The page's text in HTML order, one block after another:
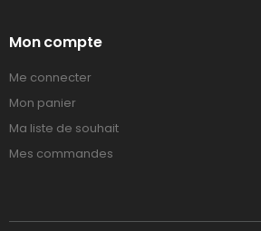
Mon compte
Me connecter
Mon panier
Ma liste de souhait
Mes commandes